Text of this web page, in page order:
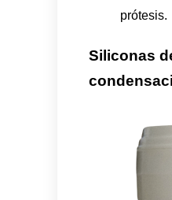
prótesis.
Siliconas